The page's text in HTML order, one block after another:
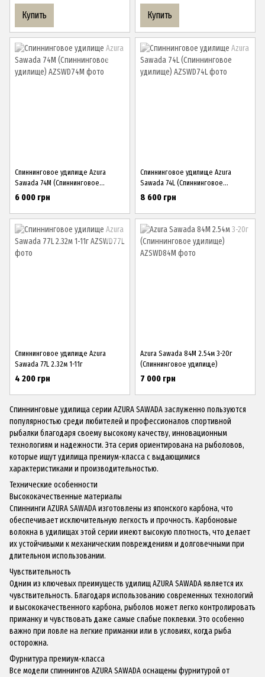
Купить Купить
Спиннинговое удилище Azura
Sawada 74M (Спиннинговое
удилище)
6 000 грн
Спиннинговое удилище Azura
Sawada 74L (Спиннинговое
удилище)
8 600 грн
Спиннинговое удилище Azura
Sawada 77L 2.32м 1-11г
4 200 грн
Azura Sawada 84M 2.54м 3-20г
(Спиннинговое удилище)
7 000 грн
Спиннинговые удилища серии AZURA SAWADA заслуженно пользуются
популярностью среди любителей и профессионалов спортивной
рыбалки благодаря своему высокому качеству, инновационным
технологиям и надежности. Эта серия ориентирована на рыболовов,
которые ищут удилища премиум-класса с выдающимися
характеристиками и производительностью.
Технические особенности
Высококачественные материалы
Спиннинги AZURA SAWADA изготовлены из японского карбона, что
обеспечивает исключительную легкость и прочность. Карбоновые
волокна в удилищах этой серии имеют высокую плотность, что делает
их устойчивыми к механическим повреждениям и долговечными при
длительном использовании.
Чувствительность
Одним из ключевых преимуществ удилищ AZURA SAWADA является их
чувствительность. Благодаря использованию современных технологий
и высококачественного карбона, рыболов может легко контролировать
приманку и чувствовать даже самые слабые поклевки. Это особенно
важно при ловле на легкие приманки или в условиях, когда рыба
осторожна.
Фурнитура премиум-класса
Все модели спиннингов AZURA SAWADA оснащены фурнитурой от